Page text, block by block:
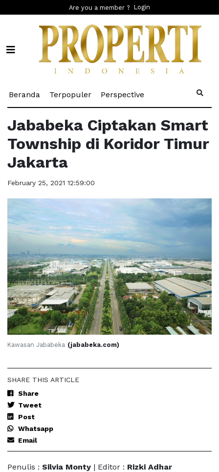
Are you a member ? Login
Beranda (current)
Terpopuler(current)
Perspective
Jababeka Ciptakan Smart
Township di Koridor Timur
Jakarta
February 25, 2021 12:59:00
Kawasan Jababeka (jababeka.com)
SHARE THIS ARTICLE
Share
Tweet
Post
Whatsapp
Email
Penulis : Silvia Monty | Editor : Rizki Adhar